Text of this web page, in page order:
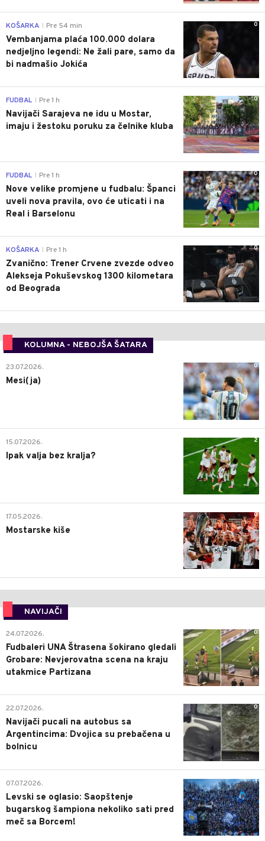
0
KOŠARKA Pre 54 min
Vembanjama plaća 100.000 dolara
nedjeljno legendi: Ne žali pare, samo da
bi nadmašio Jokića
0
FUDBAL Pre 1 h
Navijači Sarajeva ne idu u Mostar,
imaju i žestoku poruku za čelnike kluba
0
FUDBAL Pre 1 h
Nove velike promjene u fudbalu: Španci
uveli nova pravila, ovo će uticati i na
Real i Barselonu
0
KOŠARKA Pre 1 h
Zvanično: Trener Crvene zvezde odveo
Alekseja Pokuševskog 1300 kilometara
od Beograda
KOLUMNA - NEBOJŠA ŠATARA
0
23.07.2026.
Mesi(ja)
2
15.07.2026.
Ipak valja bez kralja?
0
17.05.2026.
Mostarske kiše
NAVIJAČI
0
24.07.2026.
Fudbaleri UNA Štrasena šokirano gledali
Grobare: Nevjerovatna scena na kraju
utakmice Partizana
0
22.07.2026.
Navijači pucali na autobus sa
Argentincima: Dvojica su prebačena u
bolnicu
1
07.07.2026.
Levski se oglasio: Saopštenje
bugarskog šampiona nekoliko sati pred
meč sa Borcem!